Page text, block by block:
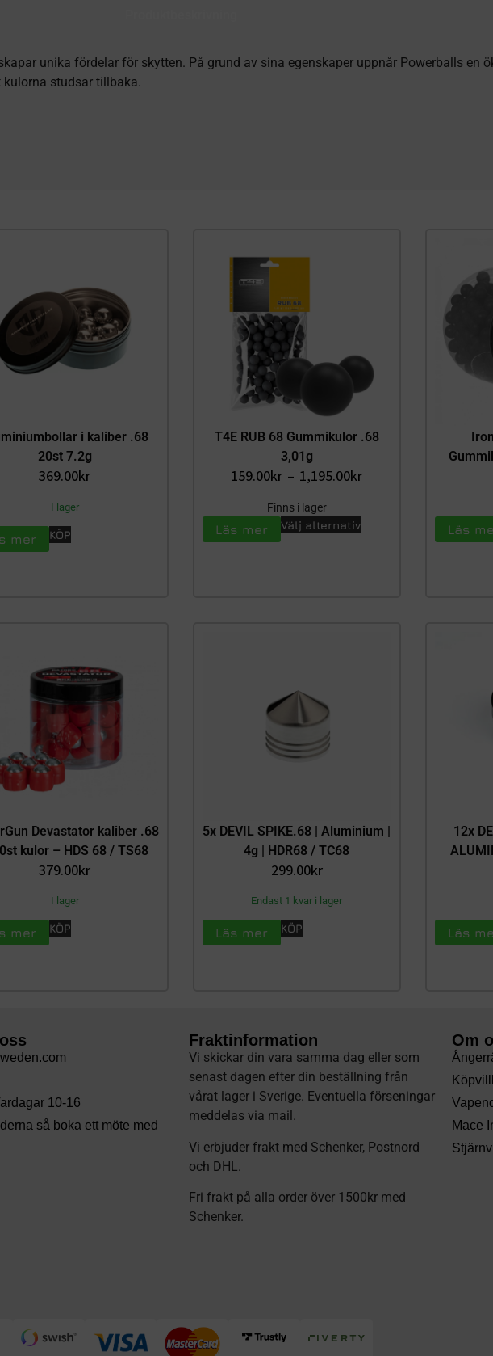
unika fördelar för skytten. På grund av sina egenskaper uppnår Powerballs en
studsar tillbaka.
i kaliber .68
20st 7.2g
369.00kr
I lager
mer KÖP
T4E RUB 68 Gummikulor .68
3,01g
159.00kr – 1,195.00kr
Finns i lager
Läs mer Välj alternativ Läs
Devastator kaliber .68
kulor – HDS 68 / TS68
379.00kr
I lager
mer KÖP
5x DEVIL SPIKE.68 | Aluminium |
4g | HDR68 / TC68
299.00kr
Endast 1 kvar i lager
Läs mer KÖP
12x
Läs
10-16
så boka ett möte med
Fraktinformation
Vi skickar din vara samma dag eller som
senast dagen efter din beställning från
vårat lager i Sverige. Eventuella förseningar
meddelas via mail .
Vi erbjuder frakt med Schenker, Postnord
och DHL.
Fri frakt på alla order över 1500kr med
Schenker.
Om
Mace